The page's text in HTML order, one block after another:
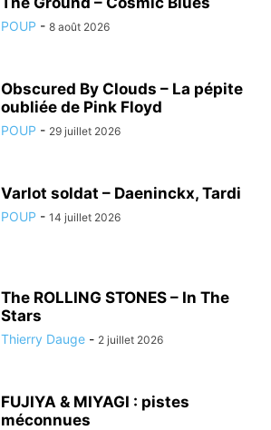
POUP - 8 août 2026
Obscured By Clouds – La pépite
oubliée de Pink Floyd
POUP - 29 juillet 2026
Varlot soldat – Daeninckx, Tardi
POUP - 14 juillet 2026
The ROLLING STONES – In The
Stars
Thierry Dauge - 2 juillet 2026
FUJIYA & MIYAGI : pistes
méconnues